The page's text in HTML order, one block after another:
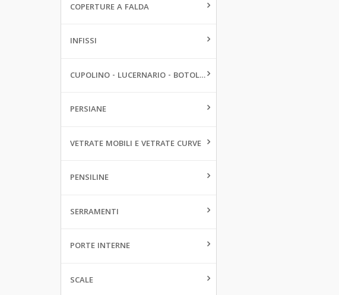
COPERTURE A FALDA
INFISSI
CUPOLINO - LUCERNARIO - BOTOLE DA PAVIMENTO
PERSIANE
VETRATE MOBILI E VETRATE CURVE
PENSILINE
SERRAMENTI
PORTE INTERNE
SCALE